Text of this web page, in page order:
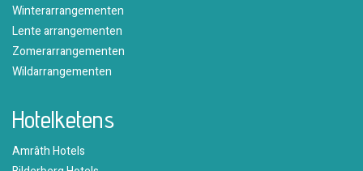
Winterarrangementen
Lente arrangementen
Zomerarrangementen
Wildarrangementen
Hotelketens
Amrâth Hotels